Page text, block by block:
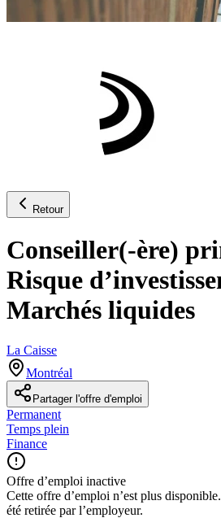
Retour
Conseiller(-ère)
Risque
Marchés liquides
La Caisse
Montréal
Partager l'offre d'emploi
Permanent
Temps plein
Finance
Offre d’emploi inactive
Cette offre d’emploi n’est plus
été retirée par l’employeur.